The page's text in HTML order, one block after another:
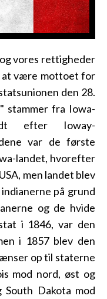
vores rettigheder
at være mottoet for
den 28.
stammer fra Iowa-
efter Ioway-
var de første
landet, hvorefter
men landet blev
på grund
og de hvide
i 1846, var den
i 1857 blev den
op til staterne
mod nord, øst og
South Dakota mod